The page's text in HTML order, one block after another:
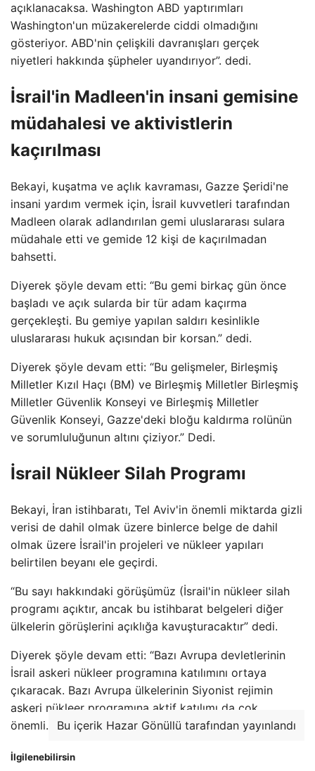
açıklanacaksa. Washington ABD yaptırımları
Washington'un müzakerelerde ciddi olmadığını
gösteriyor. ABD'nin çelişkili davranışları gerçek
niyetleri hakkında şüpheler uyandırıyor”. dedi.
İsrail'in Madleen'in insani gemisine
müdahalesi ve aktivistlerin
kaçırılması
Bekayi, kuşatma ve açlık kavraması, Gazze Şeridi'ne
insani yardım vermek için, İsrail kuvvetleri tarafından
Madleen olarak adlandırılan gemi uluslararası sulara
müdahale etti ve gemide 12 kişi de kaçırılmadan
bahsetti.
Diyerek şöyle devam etti: “Bu gemi birkaç gün önce
başladı ve açık sularda bir tür adam kaçırma
gerçekleşti. Bu gemiye yapılan saldırı kesinlikle
uluslararası hukuk açısından bir korsan.” dedi.
Diyerek şöyle devam etti: “Bu gelişmeler, Birleşmiş
Milletler Kızıl Haçı (BM) ve Birleşmiş Milletler Birleşmiş
Milletler Güvenlik Konseyi ve Birleşmiş Milletler
Güvenlik Konseyi, Gazze'deki bloğu kaldırma rolünün
ve sorumluluğunun altını çiziyor.” Dedi.
İsrail Nükleer Silah Programı
Bekayi, İran istihbaratı, Tel Aviv'in önemli miktarda gizli
verisi de dahil olmak üzere binlerce belge de dahil
olmak üzere İsrail'in projeleri ve nükleer yapıları
belirtilen beyanı ele geçirdi.
“Bu sayı hakkındaki görüşümüz (İsrail'in nükleer silah
programı açıktır, ancak bu istihbarat belgeleri diğer
ülkelerin görüşlerini açıklığa kavuşturacaktır” dedi.
Diyerek şöyle devam etti: “Bazı Avrupa devletlerinin
İsrail askeri nükleer programına katılımını ortaya
çıkaracak. Bazı Avrupa ülkelerinin Siyonist rejimin
askeri nükleer programına aktif katılımı da çok
önemli.
Bu içerik Hazar Gönüllü tarafından yayınlandı
İlgilenebilirsin